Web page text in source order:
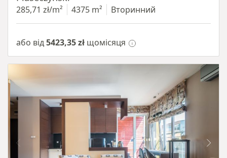
285,71 zł/m² 4375 m² Вторинний
або від5423,35 zł щомісяця